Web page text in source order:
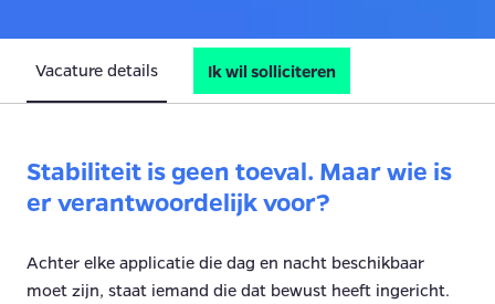
Vacature details Ik wil solliciteren
Stabiliteit is geen toeval. Maar wie is
er verantwoordelijk voor?
Achter elke applicatie die dag en nacht beschikbaar
moet zijn, staat iemand die dat bewust heeft ingericht.